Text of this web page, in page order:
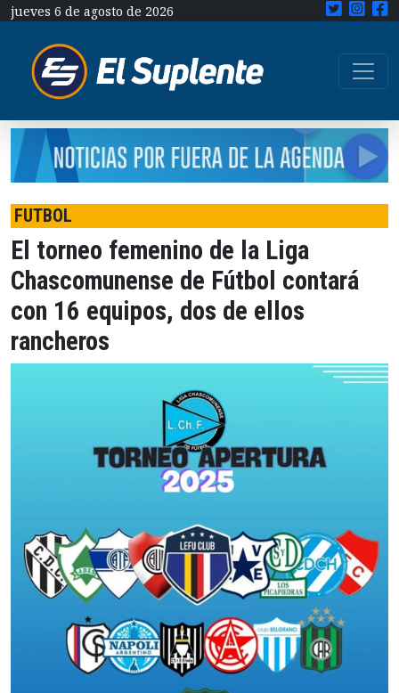
jueves 6 de agosto de 2026
FUTBOL
El torneo femenino de la Liga
Chascomunense de Fútbol contará
con 16 equipos, dos de ellos
rancheros